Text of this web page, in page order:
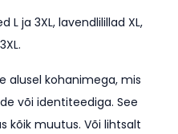
L ja 3XL, lavendlilillad XL,
alusel kohanimega, mis
või identiteediga. See
kõik muutus. Või lihtsalt